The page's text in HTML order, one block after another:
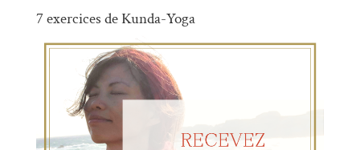
7 exercices de Kunda-Yoga